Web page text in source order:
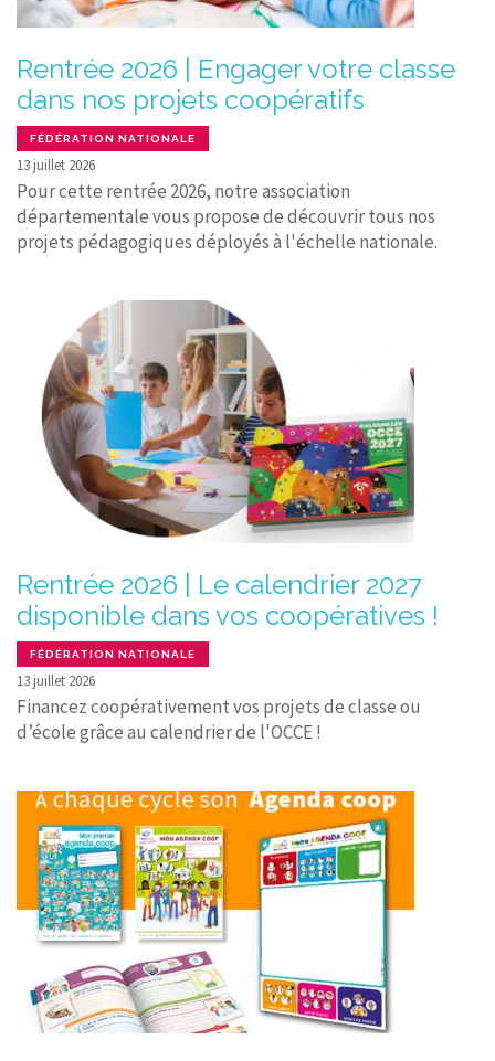
Rentrée 2026 | Engager votre classe
dans nos projets coopératifs
FÉDÉRATION NATIONALE
13 juillet 2026
Pour cette rentrée 2026, notre association
départementale vous propose de découvrir tous nos
projets pédagogiques déployés à l'échelle nationale.
Rentrée 2026 | Le calendrier 2027
disponible dans vos coopératives !
FÉDÉRATION NATIONALE
13 juillet 2026
Financez coopérativement vos projets de classe ou
d’école grâce au calendrier de l'OCCE !